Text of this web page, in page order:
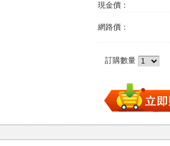
現金價：
網路價：
訂購數量